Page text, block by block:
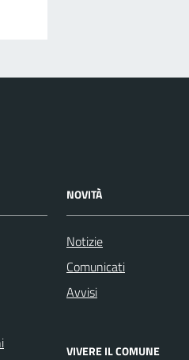
NOVITÀ
Notizie
Comunicati
Avvisi
VIVERE IL COMUNE